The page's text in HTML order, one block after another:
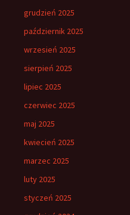
grudzień 2025
październik 2025
wrzesień 2025
sierpień 2025
lipiec 2025
czerwiec 2025
maj 2025
kwiecień 2025
marzec 2025
luty 2025
styczeń 2025